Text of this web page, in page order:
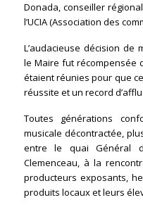
Donada, conseiller
l’UCIA (Association des
L’audacieuse décision de
le Maire fut récompensée
étaient réunies pour que
réussite et un record
Toutes générations
musicale décontractée,
entre le quai Général
Clemenceau, à la
producteurs exposants,
produits locaux et leurs